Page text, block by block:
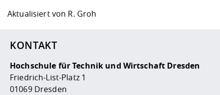
Aktualisiert von R. Groh
KONTAKT
Hochschule für Technik und Wirtschaft Dresden
Friedrich-List-Platz 1
01069 Dresden